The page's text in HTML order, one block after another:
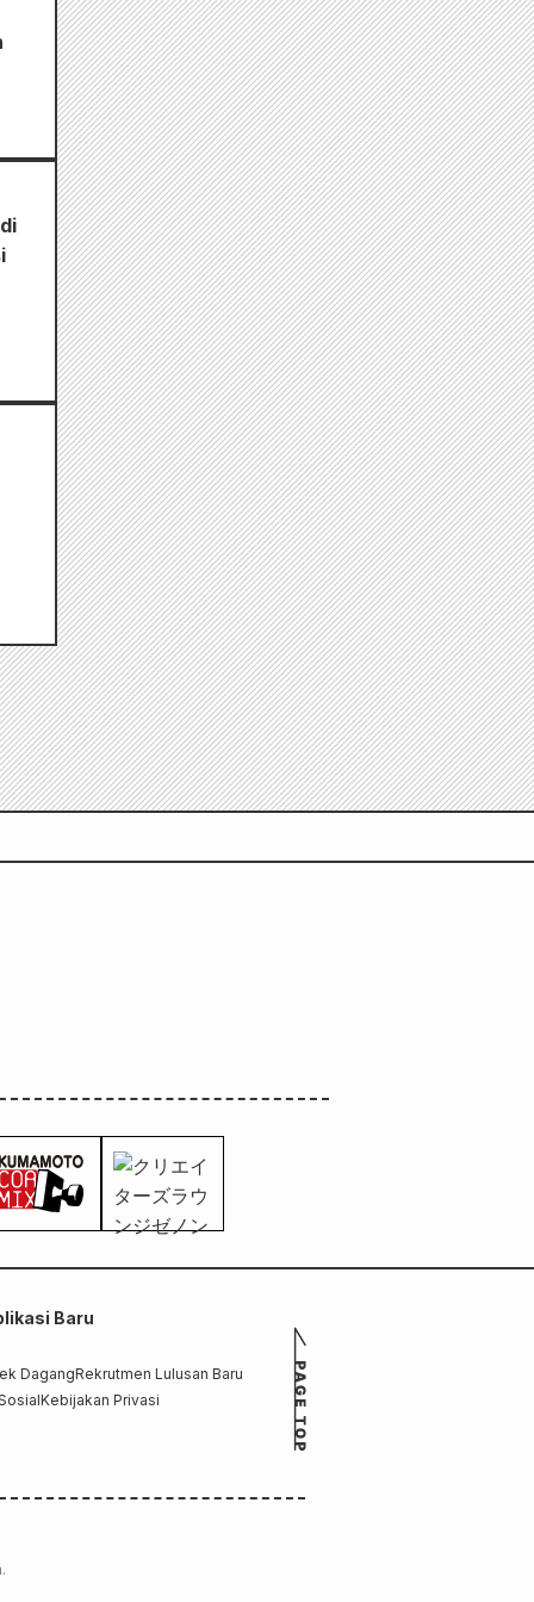
Baru
DagangRekrutmen Lulusan Baru
Kebijakan Privasi